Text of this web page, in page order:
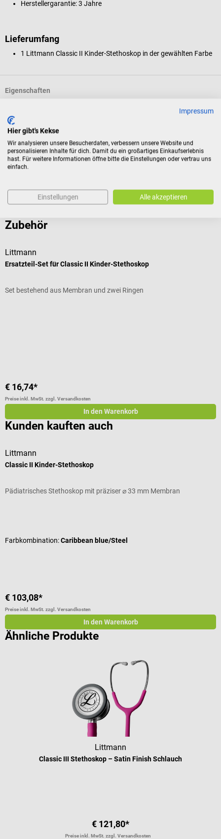
Herstellergarantie: 3 Jahre
Lieferumfang
1 Littmann Classic II Kinder-Stethoskop in der gewählten Farbe
Eigenschaften
Produktidentifikation
Dokumente
Zubehör
Littmann
Ersatzteil-Set für Classic II Kinder-Stethoskop
Set bestehend aus Membran und zwei Ringen
€ 16,74*
Preise inkl. MwSt. zzgl. Versandkosten
In den Warenkorb
Kunden kauften auch
Littmann
Classic II Kinder-Stethoskop
Pädiatrisches Stethoskop mit präziser ⌀ 33 mm Membran
Farbkombination:Caribbean blue/Steel
€ 103,08*
Preise inkl. MwSt. zzgl. Versandkosten
In den Warenkorb
Ähnliche Produkte
Littmann
Classic III Stethoskop – Satin Finish Schlauch
€ 121,80*
Preise inkl. MwSt. zzgl. Versandkosten
Impressum
Hier gibt's Kekse
Wir analysieren unsere Besucherdaten, verbessern unsere Website und
personalisieren Inhalte für dich. Damit du ein großartiges Einkaufserlebnis
hast. Für weitere Informationen öffne bitte die Einstellungen oder vertrau uns
einfach.
Einstellungen Alle akzeptieren